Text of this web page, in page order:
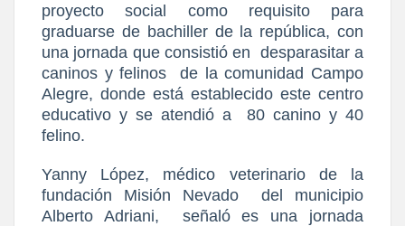
proyecto social como requisito para
graduarse de bachiller de la república, con
una jornada que consistió en desparasitar a
caninos y felinos
de la comunidad Campo
Alegre, donde está establecido este centro
educativo y se atendió a
80 canino y 40
felino.
Yanny López, médico veterinario de la
fundación Misión Nevado
del municipio
Alberto Adriani,
señaló es una jornada